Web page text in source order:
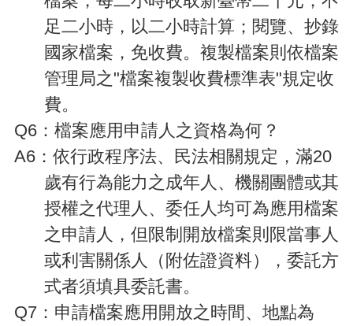
導
覽
口
足二小時，以二小時計算；閱覽、抄錄
國家檔案，免收費。複製檔案則依檔案
管理局之"檔案複製收費標準表"規定收
費。
Q6 ：檔案應用申請人之資格為何？
A6 ：依行政程序法、民法相關規定，滿20
歲有行為能力之成年人、機關團體或其
授權之代理人、委任人均可為應用檔案
之申請人，但限制開放檔案則限當事人
或利害關係人（附佐證資料），委託方
式者須填具委託書。
Q7 ：申請檔案應用開放之時間、地點為